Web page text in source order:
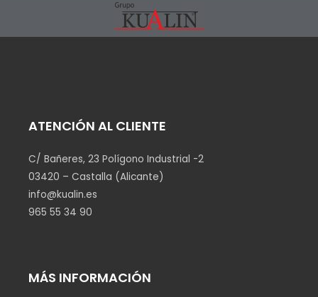
ATENCIÓN AL CLIENTE
C/ Bañeres, 23 Polígono Industrial -2
03420 – Castalla (Alicante)
info@kualin.es
965 55 34 90
MÁS INFORMACIÓN